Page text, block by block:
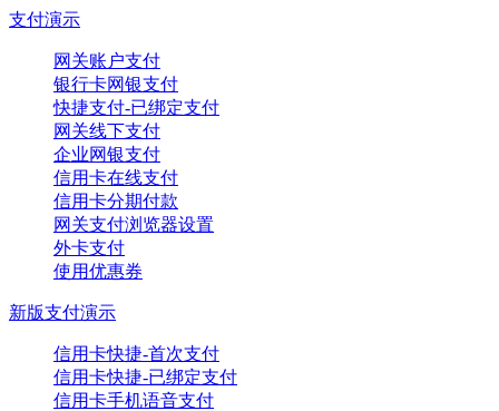
支付演示
网关账户支付
银行卡网银支付
快捷支付-已绑定支付
网关线下支付
企业网银支付
信用卡在线支付
信用卡分期付款
网关支付浏览器设置
外卡支付
使用优惠券
新版支付演示
信用卡快捷-首次支付
信用卡快捷-已绑定支付
信用卡手机语音支付